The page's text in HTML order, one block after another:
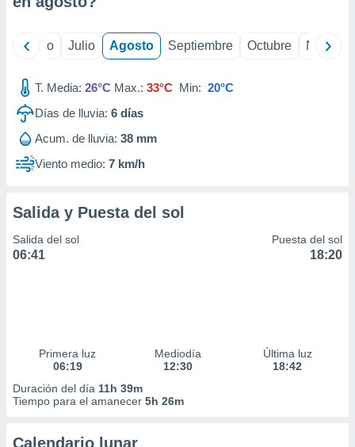
mediante
publicidad
publicidad
1199
Junio Julio Agosto Septiembre Octubre
T. Media: 26°C Max.: 33°C Min: 20°C
Días de lluvia: 6 días
Acum. de lluvia: 38 mm
Viento medio: 7 km/h
Salida y Puesta del sol
Salida del sol
06:41
Puesta del sol
18:20
Primera luz
06:19
Mediodía
12:30
Última luz
18:42
Duración del día 11h 39m
Tiempo para el amanecer 5h 26m
Calendario lunar